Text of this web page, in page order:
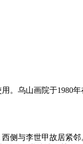
。乌山画院于1980年
侧与李世甲故居紧